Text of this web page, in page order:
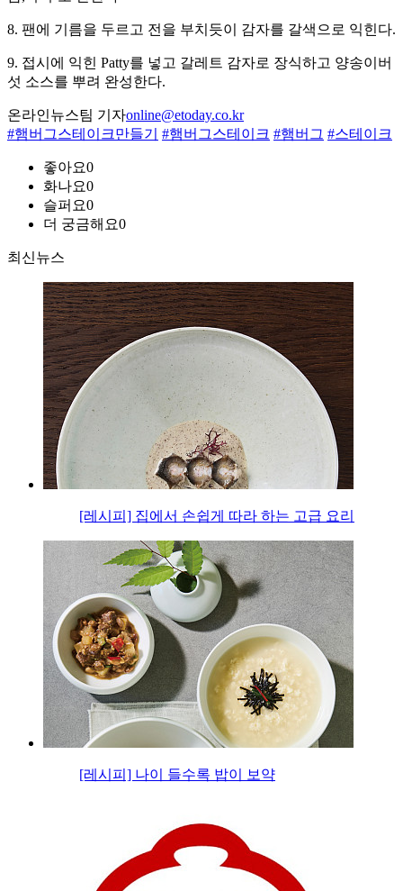
8. 팬에 기름을 두르고 전을 부치듯이 감자를 갈색으로 익힌다.
9. 접시에 익힌 Patty를 넣고 갈레트 감자로 장식하고 양송이버
섯 소스를 뿌려 완성한다.
온라인뉴스팀 기자online@etoday.co.kr
#햄버그스테이크만들기
#햄버그스테이크 #햄버그 #스테이크
좋아요0
화나요0
슬퍼요0
더 궁금해요0
최신뉴스
[레시피] 집에서 손쉽게 따라 하는 고급 요리
[레시피] 나이 들수록 밥이 보약